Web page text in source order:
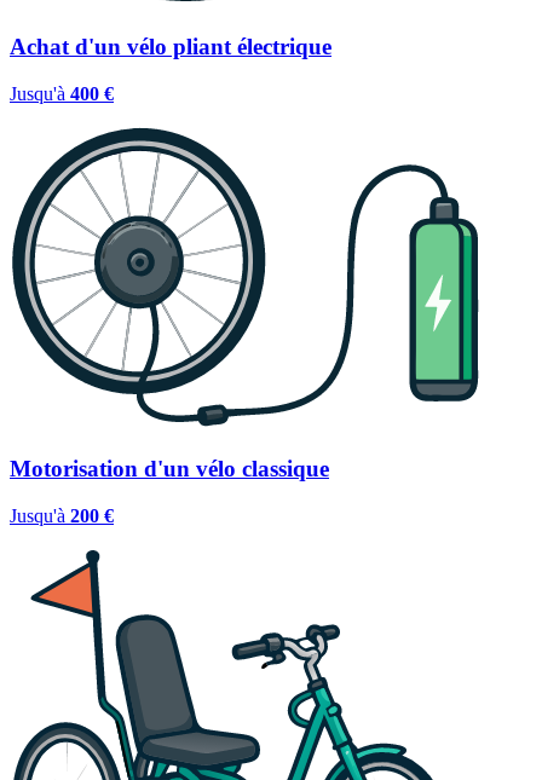
Achat d'un vélo pliant électrique
Jusqu'à 400 €
Motorisation d'un vélo classique
Jusqu'à 200 €